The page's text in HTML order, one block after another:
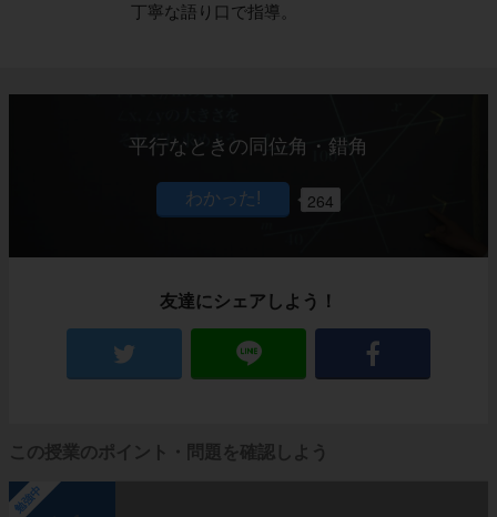
丁寧な語り口で指導。
平行なときの同位角・錯角
264
友達にシェアしよう！
この授業のポイント・問題を確認しよう
勉強中